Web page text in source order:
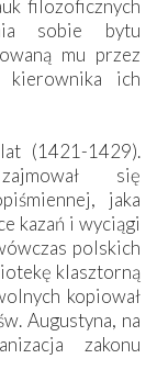
filozoficznych
sobie bytu
mu przez
kierownika ich
(1421-1429).
się
jaka
kazań i wyciągi
polskich
klasztorną
kopiował
Augustyna, na
zakonu